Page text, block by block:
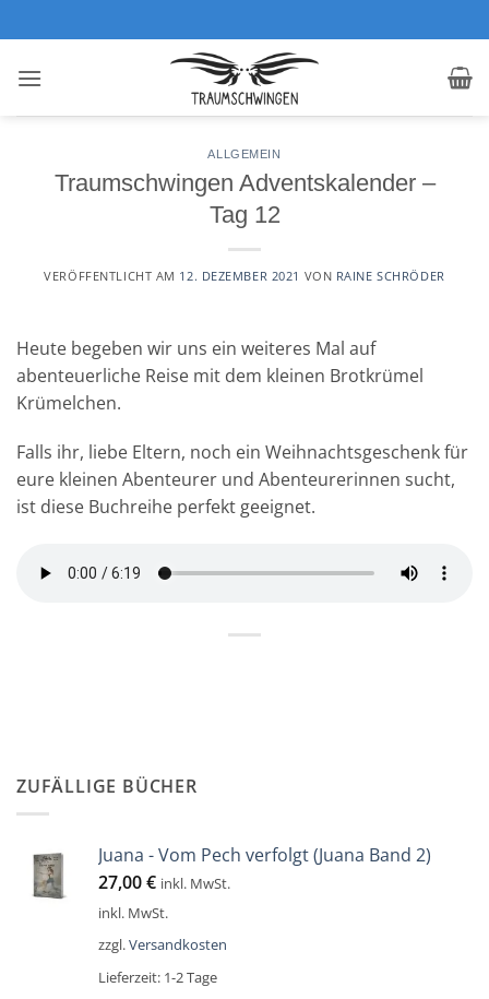
Inhalt
springen
ALLGEMEIN
Traumschwingen Adventskalender –
Tag 12
VERÖFFENTLICHT AM 12. DEZEMBER 2021 VON RAINE SCHRÖDER
Heute begeben wir uns ein weiteres Mal auf
abenteuerliche Reise mit dem kleinen Brotkrümel
Krümelchen.
Falls ihr, liebe Eltern, noch ein Weihnachtsgeschenk für
eure kleinen Abenteurer und Abenteurerinnen sucht,
ist diese Buchreihe perfekt geeignet.
ZUFÄLLIGE BÜCHER
Juana - Vom Pech verfolgt (Juana Band 2)
27,00€ inkl. MwSt.
inkl. MwSt.
zzgl.Versandkosten
Lieferzeit: 1-2 Tage